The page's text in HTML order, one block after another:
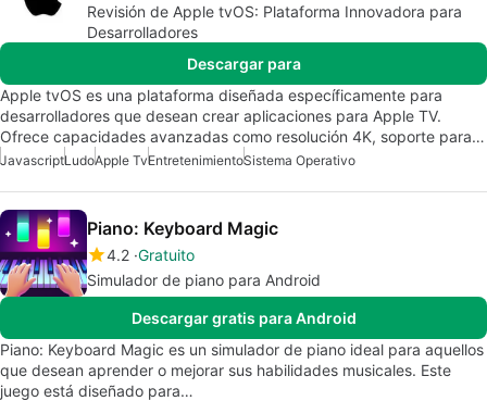
Revisión de Apple tvOS: Plataforma Innovadora para
Desarrolladores
Descargar para
Apple tvOS es una plataforma diseñada específicamente para
desarrolladores que desean crear aplicaciones para Apple TV.
Ofrece capacidades avanzadas como resolución 4K, soporte para…
JavascriptLudoApple TvEntretenimientoSistema Operativo
Piano: Keyboard Magic
4.2 Gratuito
Simulador de piano para Android
Descargar gratis para Android
Piano: Keyboard Magic es un simulador de piano ideal para aquellos
que desean aprender o mejorar sus habilidades musicales. Este
juego está diseñado para…